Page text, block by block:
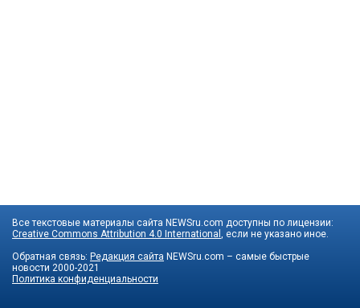
Все текстовые материалы сайта NEWSru.com доступны по лицензии:
Creative Commons Attribution 4.0 International , если не указано иное.
Обратная связь: Редакция сайта NEWSru.com – самые быстрые
новости 2000-2021
Политика конфиденциальности